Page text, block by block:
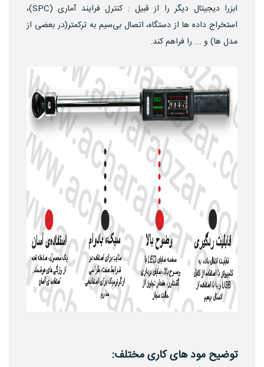
ابزرا دیجیتال دیگر را از قبیل : کنترل فرایند آماری (SPC)،
استخراج داده ها از دستگاه، اتصال بی‌سیم به ترکمتر(در بعضی از
مدل ها) و ... را فراهم کند.
توضیح مود های کاری مختلف: